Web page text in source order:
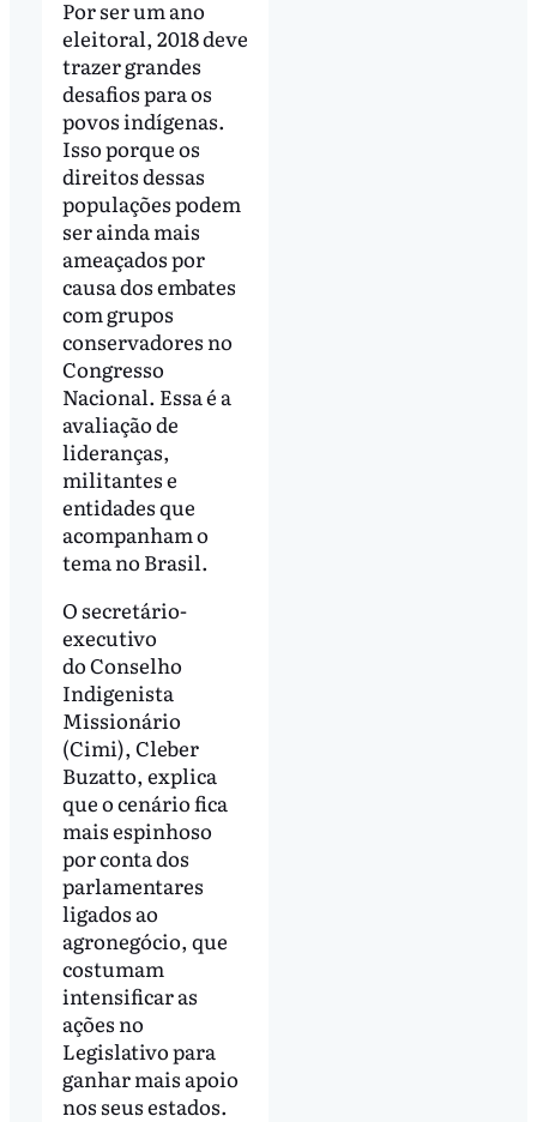
Por ser um ano
eleitoral, 2018 deve
trazer grandes
desafios para os
povos indígenas.
Isso porque os
direitos dessas
populações podem
ser ainda mais
ameaçados por
causa dos embates
com grupos
conservadores no
Congresso
Nacional. Essa é a
avaliação de
lideranças,
militantes e
entidades que
acompanham o
tema no Brasil.
O secretário-
executivo
do Conselho
Indigenista
Missionário
(Cimi), Cleber
Buzatto, explica
que o cenário fica
mais espinhoso
por conta dos
parlamentares
ligados ao
agronegócio, que
costumam
intensificar as
ações no
Legislativo para
ganhar mais apoio
nos seus estados.